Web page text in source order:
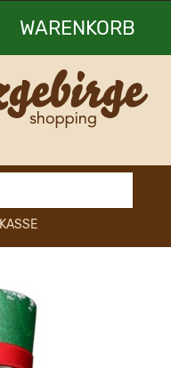
WARENKORB
Ihr Warenkorb ist leer.
KASSE